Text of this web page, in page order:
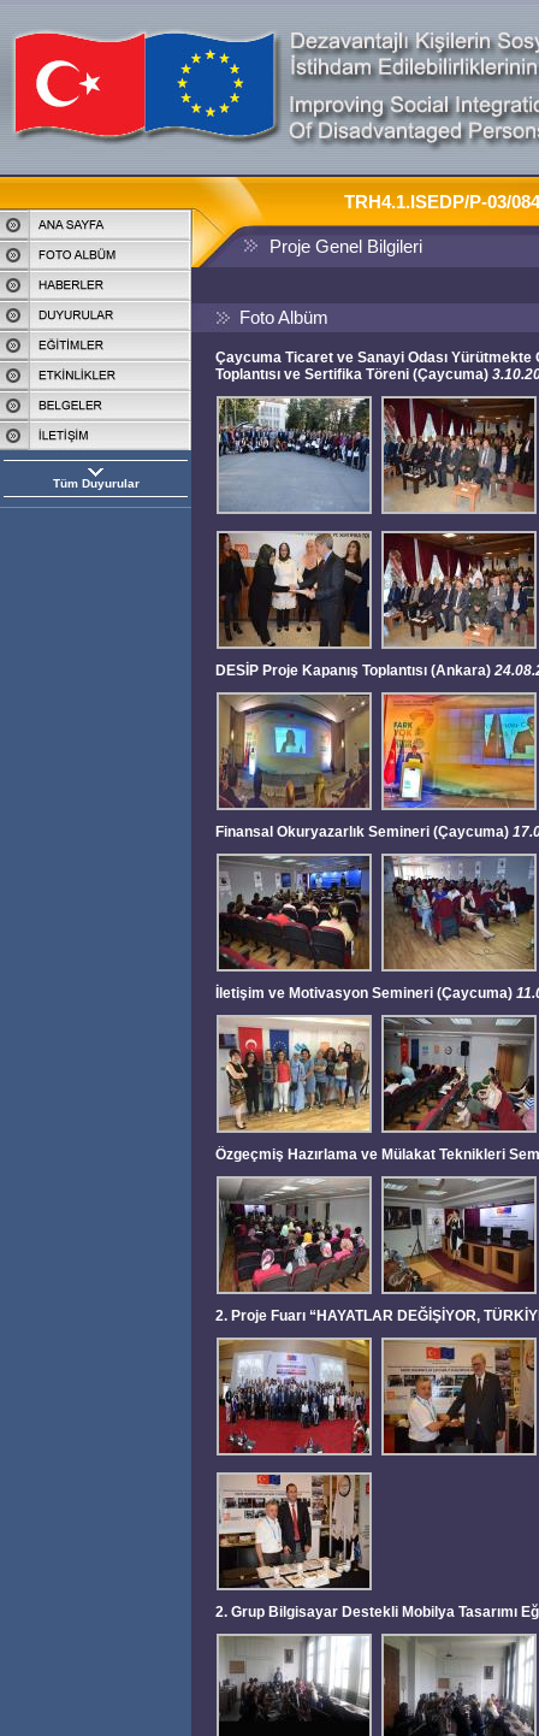
Tüm Duyurular
TRH4.1.ISEDP/P-03/
Proje Genel Bilgileri
Foto Albüm
Çaycuma Ticaret ve Sanayi Odası Yürütmekte
Toplantısı ve Sertifika Töreni (Çaycuma)
DESİP Proje Kapanış Toplantısı (Ankara)
Finansal Okuryazarlık Semineri (Çaycuma)
İletişim ve Motivasyon Semineri (Çaycuma)
Özgeçmiş Hazırlama ve Mülakat Teknikleri
2. Proje Fuarı “HAYATLAR DEĞİŞİYOR,
2. Grup Bilgisayar Destekli Mobilya Tasarımı